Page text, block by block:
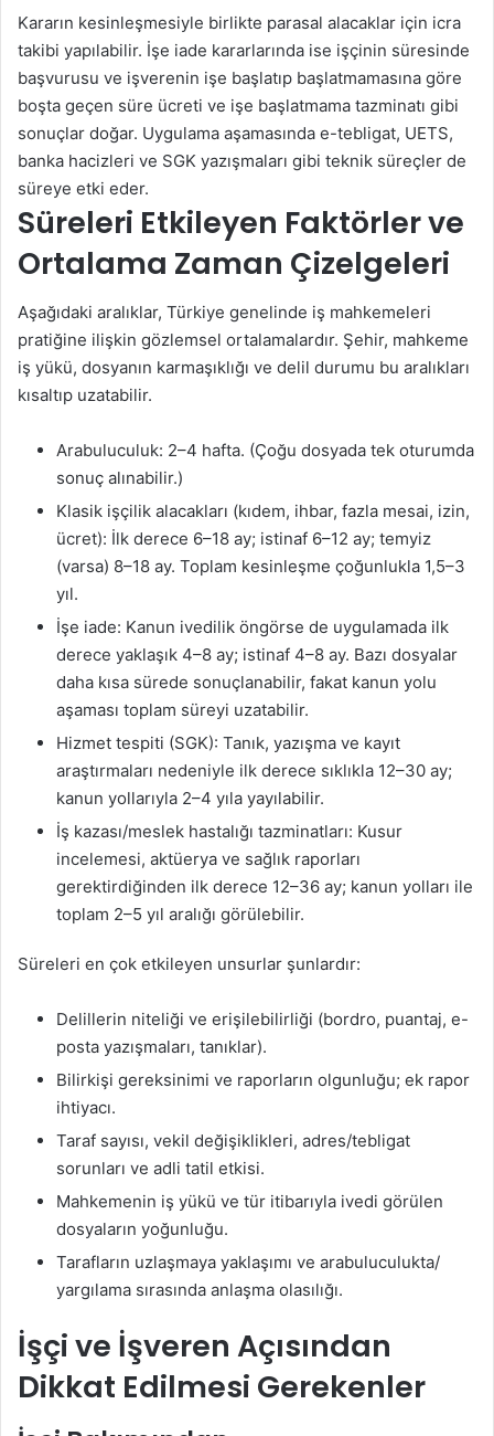
Kararın kesinleşmesiyle birlikte parasal alacaklar için icra
takibi yapılabilir. İşe iade kararlarında ise işçinin süresinde
başvurusu ve işverenin işe başlatıp başlatmamasına göre
boşta geçen süre ücreti ve işe başlatmama tazminatı gibi
sonuçlar doğar. Uygulama aşamasında e-tebligat, UETS,
banka hacizleri ve SGK yazışmaları gibi teknik süreçler de
süreye etki eder.
Süreleri Etkileyen Faktörler ve
Ortalama Zaman Çizelgeleri
Aşağıdaki aralıklar, Türkiye genelinde iş mahkemeleri
pratiğine ilişkin gözlemsel ortalamalardır. Şehir, mahkeme
iş yükü, dosyanın karmaşıklığı ve delil durumu bu aralıkları
kısaltıp uzatabilir.
Arabuluculuk: 2–4 hafta. (Çoğu dosyada tek oturumda
sonuç alınabilir.)
Klasik işçilik alacakları (kıdem, ihbar, fazla mesai, izin,
ücret): İlk derece 6–18 ay; istinaf 6–12 ay; temyiz
(varsa) 8–18 ay. Toplam kesinleşme çoğunlukla 1,5–3
yıl.
İşe iade: Kanun ivedilik öngörse de uygulamada ilk
derece yaklaşık 4–8 ay; istinaf 4–8 ay. Bazı dosyalar
daha kısa sürede sonuçlanabilir, fakat kanun yolu
aşaması toplam süreyi uzatabilir.
Hizmet tespiti (SGK): Tanık, yazışma ve kayıt
araştırmaları nedeniyle ilk derece sıklıkla 12–30 ay;
kanun yollarıyla 2–4 yıla yayılabilir.
İş kazası/meslek hastalığı tazminatları: Kusur
incelemesi, aktüerya ve sağlık raporları
gerektirdiğinden ilk derece 12–36 ay; kanun yolları ile
toplam 2–5 yıl aralığı görülebilir.
Süreleri en çok etkileyen unsurlar şunlardır:
Delillerin niteliği ve erişilebilirliği (bordro, puantaj, e-
posta yazışmaları, tanıklar).
Bilirkişi gereksinimi ve raporların olgunluğu; ek rapor
ihtiyacı.
Taraf sayısı, vekil değişiklikleri, adres/tebligat
sorunları ve adli tatil etkisi.
Mahkemenin iş yükü ve tür itibarıyla ivedi görülen
dosyaların yoğunluğu.
Tarafların uzlaşmaya yaklaşımı ve arabuluculukta/
yargılama sırasında anlaşma olasılığı.
İşçi ve İşveren Açısından
Dikkat Edilmesi Gerekenler